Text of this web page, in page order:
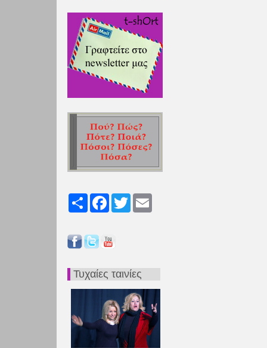
Share FacebookTwitter
Τυχαίες ταινίες